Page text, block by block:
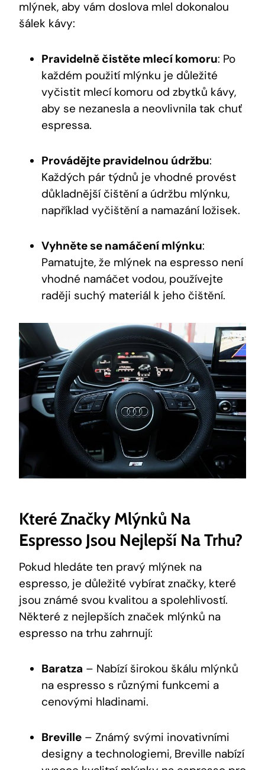
mlýnek, aby vám doslova mlel dokonalou
šálek kávy:
Pravidelně čistěte mlecí komoru: Po
každém použití mlýnku je důležité
vyčistit mlecí komoru od zbytků kávy,
aby se nezanesla a neovlivnila tak chuť
espressa.
Provádějte pravidelnou údržbu:
Každých pár týdnů je vhodné provést
důkladnější čištění a údržbu mlýnku,
například vyčištění a namazání ložisek.
Vyhněte se namáčení mlýnku:
Pamatujte, že mlýnek na espresso není
vhodné namáčet vodou, používejte
raději suchý materiál k jeho čištění.
Které Značky Mlýnků Na
Espresso Jsou Nejlepší Na Trhu?
Pokud hledáte ten pravý mlýnek na
espresso, je důležité vybírat značky, které
jsou známé svou kvalitou a spolehlivostí.
Některé z nejlepších značek mlýnků na
espresso na trhu zahrnují:
Baratza – Nabízí širokou škálu mlýnků
na espresso s různými funkcemi a
cenovými hladinami.
Breville – Známý svými inovativními
designy a technologiemi, Breville nabízí